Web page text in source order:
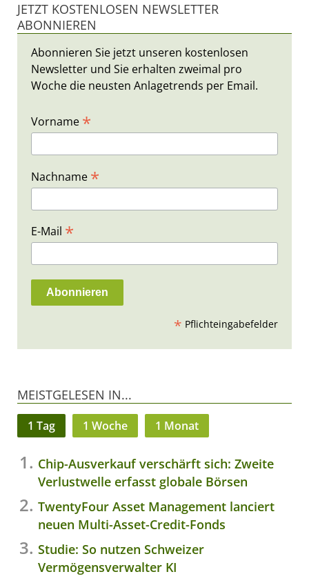
JETZT KOSTENLOSEN NEWSLETTER
ABONNIEREN
Abonnieren Sie jetzt unseren kostenlosen
Newsletter und Sie erhalten zweimal pro
Woche die neusten Anlagetrends per Email.
Vorname *
Nachname *
E-Mail *
* Pflichteingabefelder
MEISTGELESEN IN...
1 Tag 1 Woche 1 Monat
Chip-Ausverkauf verschärft sich: Zweite
Verlustwelle erfasst globale Börsen
TwentyFour Asset Management lanciert
neuen Multi-Asset-Credit-Fonds
Studie: So nutzen Schweizer
Vermögensverwalter KI